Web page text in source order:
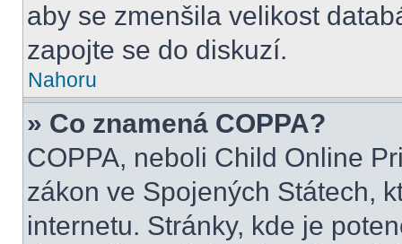
aby se zmenšila velikost
zapojte se do diskuzí.
Nahoru
» Co znamená COPPA?
COPPA, neboli Child Online
zákon ve Spojených Státech,
internetu. Stránky, kde je